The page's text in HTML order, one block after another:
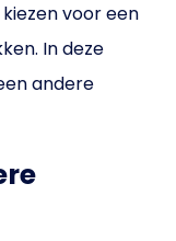
voor een
In deze
andere